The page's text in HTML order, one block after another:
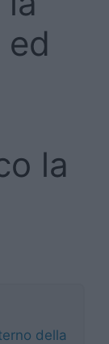
la
della